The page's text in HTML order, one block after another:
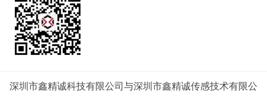
深圳市鑫精诚科技有限公司与深圳市鑫精诚传感技术有限公